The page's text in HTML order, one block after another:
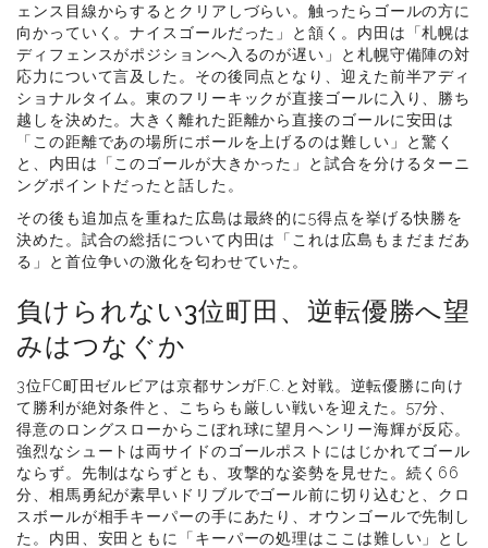
ェンス目線からするとクリアしづらい。触ったらゴールの方に
向かっていく。ナイスゴールだった」と頷く。内田は「札幌は
ディフェンスがポジションへ入るのが遅い」と札幌守備陣の対
応力について言及した。その後同点となり、迎えた前半アディ
ショナルタイム。東のフリーキックが直接ゴールに入り、勝ち
越しを決めた。大きく離れた距離から直接のゴールに安田は
「この距離であの場所にボールを上げるのは難しい」と驚く
と、内田は「このゴールが大きかった」と試合を分けるターニ
ングポイントだったと話した。
その後も追加点を重ねた広島は最終的に5得点を挙げる快勝を
決めた。試合の総括について内田は「これは広島もまだまだあ
る」と首位争いの激化を匂わせていた。
負けられない3位町田、逆転優勝へ望
みはつなぐか
3位FC町田ゼルビアは京都サンガF.C.と対戦。逆転優勝に向け
て勝利が絶対条件と、こちらも厳しい戦いを迎えた。57分、
得意のロングスローからこぼれ球に望月ヘンリー海輝が反応。
強烈なシュートは両サイドのゴールポストにはじかれてゴール
ならず。先制はならずとも、攻撃的な姿勢を見せた。続く66
分、相馬勇紀が素早いドリブルでゴール前に切り込むと、クロ
スボールが相手キーパーの手にあたり、オウンゴールで先制し
た。内田、安田ともに「キーパーの処理はここは難しい」とし